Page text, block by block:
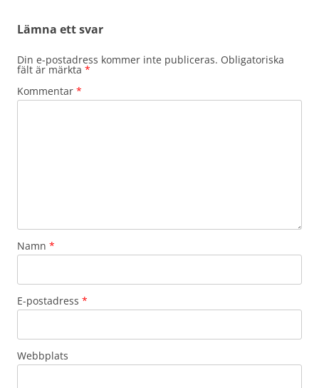
Lämna ett svar
Din e-postadress kommer inte publiceras. Obligatoriska
fält är märkta *
Kommentar *
Namn *
E-postadress *
Webbplats